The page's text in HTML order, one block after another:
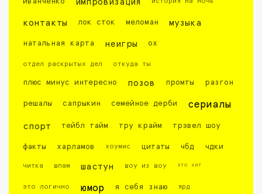
импровизация
контакты лок сток меломан музыка
натальная карта неигры ох
отдел раскрытых дел откуда ты
плюс минус интересно позов промты разгон
решалы сапрыкин семейное дерби сериалы
спорт тейбл тайм тру крайм трэвел шоу
факты харламов хоумис цитаты чбд чдки
читка шпам шастун шоу из шоу это хит
это логично юмор я себя знаю ярд